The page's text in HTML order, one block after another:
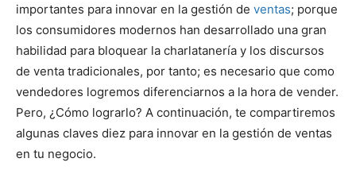
importantes para innovar en la gestión de ventas; porque
los consumidores modernos han desarrollado una gran
habilidad para bloquear la charlatanería y los discursos
de venta tradicionales, por tanto; es necesario que como
vendedores logremos diferenciarnos a la hora de vender.
Pero, ¿Cómo lograrlo? A continuación, te compartiremos
algunas claves diez para innovar en la gestión de ventas
en tu negocio.